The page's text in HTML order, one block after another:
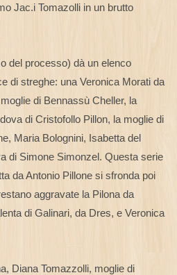
Jac.i Tomazolli in un brutto
del processo) dà un elenco
di streghe: una Veronica Morati da
di Bennassù Cheller, la
di Cristofollo Pillon, la moglie di
Maria Bolognini, Isabetta del
di Simone Simonzel. Questa serie
da Antonio Pillone si sfronda poi
aggravate la Pilona da
di Galinari, da Dres, e Veronica
Diana Tomazzolli, moglie di